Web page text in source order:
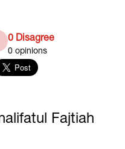
0 Disagree
0 opinions
Fajtiah